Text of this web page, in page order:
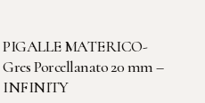
LEGGI TUTTO
PIGALLE MATERICO-
Gres Porcellanato 20 mm –
INFINITY